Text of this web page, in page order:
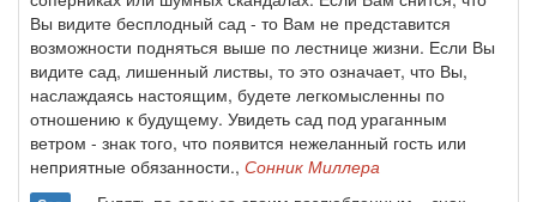
Вы видите бесплодный сад - то Вам не представится
возможности подняться выше по лестнице жизни. Если Вы
видите сад, лишенный листвы, то это означает, что Вы,
наслаждаясь настоящим, будете легкомысленны по
отношению к будущему. Увидеть сад под ураганным
ветром - знак того, что появится нежеланный гость или
неприятные обязанности., Сонник Миллера